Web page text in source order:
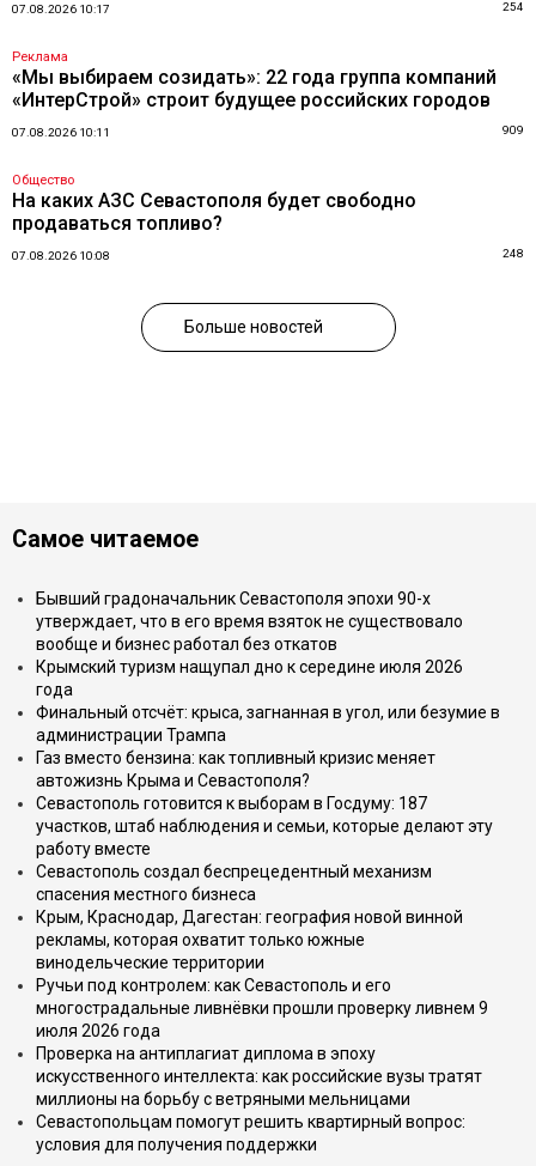
07.08.2026 10:17 254
Реклама
«Мы выбираем созидать»: 22 года группа компаний
«ИнтерСтрой» строит будущее российских городов
07.08.2026 10:11 909
Общество
На каких АЗС Севастополя будет свободно
продаваться топливо?
07.08.2026 10:08 248
Больше новостей
Самое читаемое
Бывший градоначальник Севастополя эпохи 90-х
утверждает, что в его время взяток не существовало
вообще и бизнес работал без откатов
Крымский туризм нащупал дно к середине июля 2026
года
Финальный отсчёт: крыса, загнанная в угол, или безумие в
администрации Трампа
Газ вместо бензина: как топливный кризис меняет
автожизнь Крыма и Севастополя?
Севастополь готовится к выборам в Госдуму: 187
участков, штаб наблюдения и семьи, которые делают эту
работу вместе
Севастополь создал беспрецедентный механизм
спасения местного бизнеса
Крым, Краснодар, Дагестан: география новой винной
рекламы, которая охватит только южные
винодельческие территории
Ручьи под контролем: как Севастополь и его
многострадальные ливнёвки прошли проверку ливнем 9
июля 2026 года
Проверка на антиплагиат диплома в эпоху
искусственного интеллекта: как российские вузы тратят
миллионы на борьбу с ветряными мельницами
Севастопольцам помогут решить квартирный вопрос:
условия для получения поддержки